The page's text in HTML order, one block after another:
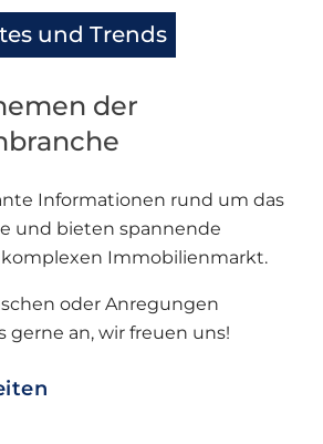
und Trends
der
Informationen rund um das
und bieten spannende
Immobilienmarkt.
oder Anregungen
gerne an, wir freuen uns!